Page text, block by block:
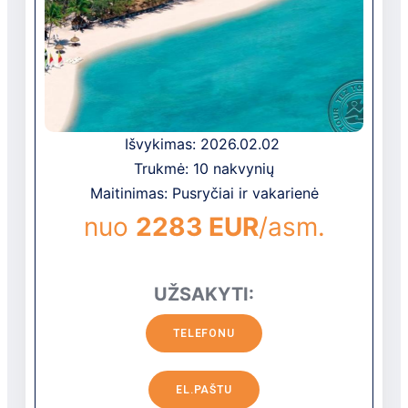
Išvykimas: 2026.02.02
Trukmė: 10 nakvynių
Maitinimas: Pusryčiai ir vakarienė
nuo 2283 EUR/asm.
UŽSAKYTI:
TELEFONU
EL.PAŠTU